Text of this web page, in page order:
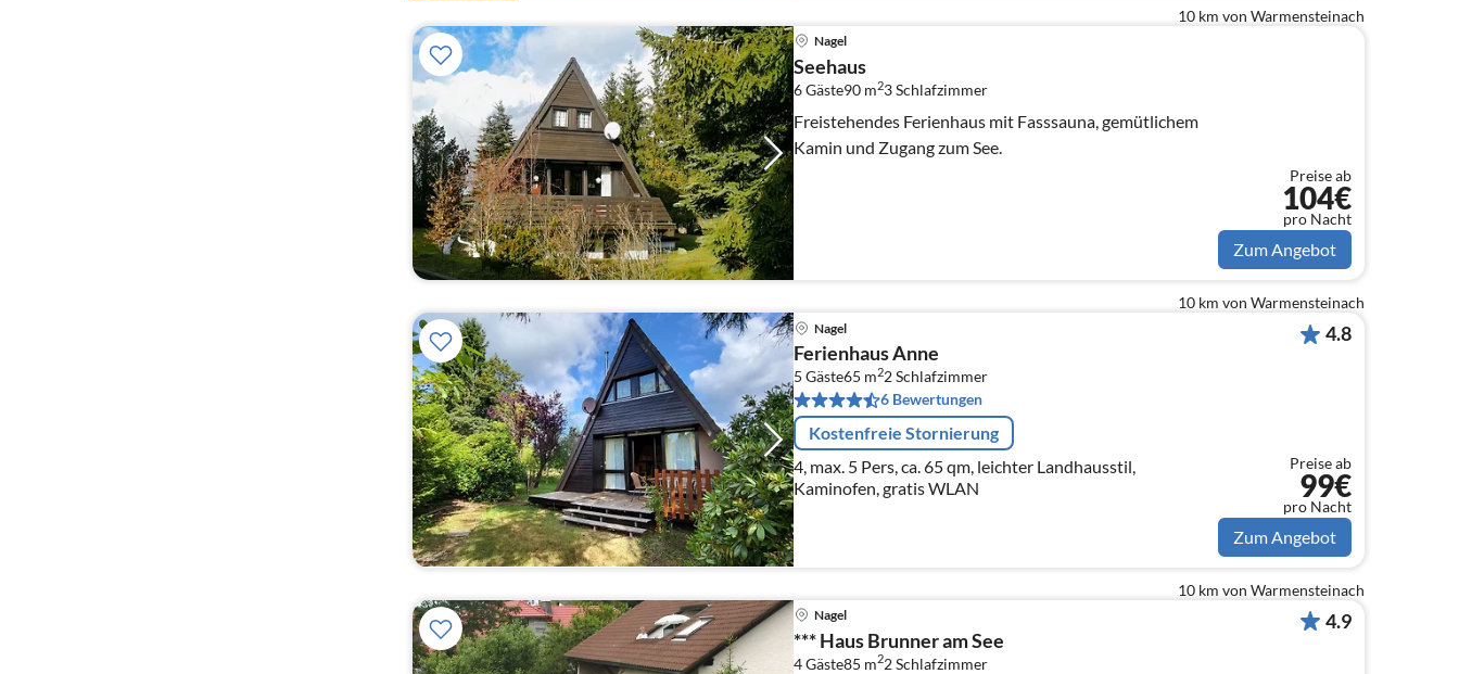
10 km von Warmensteinach
Nagel
Seehaus
6 Gäste90 m23Schlafzimmer
Freistehendes Ferienhaus mit Fasssauna, gemütlichem
Kamin und Zugang zum See.
Preise ab
104€
pro Nacht
Zum Angebot
10 km von Warmensteinach
Nagel
Ferienhaus Anne
5 Gäste65 m22Schlafzimmer
6 Bewertungen
Kostenfreie Stornierung
4, max. 5 Pers, ca. 65 qm, leichter Landhausstil,
Kaminofen, gratis WLAN
4.8
Preise ab
99€
pro Nacht
Zum Angebot
10 km von Warmensteinach
Nagel
*** Haus Brunner am See
4 Gäste85 m22Schlafzimmer
4.9